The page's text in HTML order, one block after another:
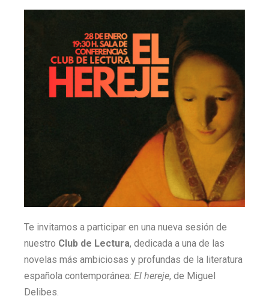
Te invitamos a participar en una nueva sesión de
nuestro Club de Lectura, dedicada a una de las
novelas más ambiciosas y profundas de la literatura
española contemporánea: El hereje, de Miguel
Delibes.